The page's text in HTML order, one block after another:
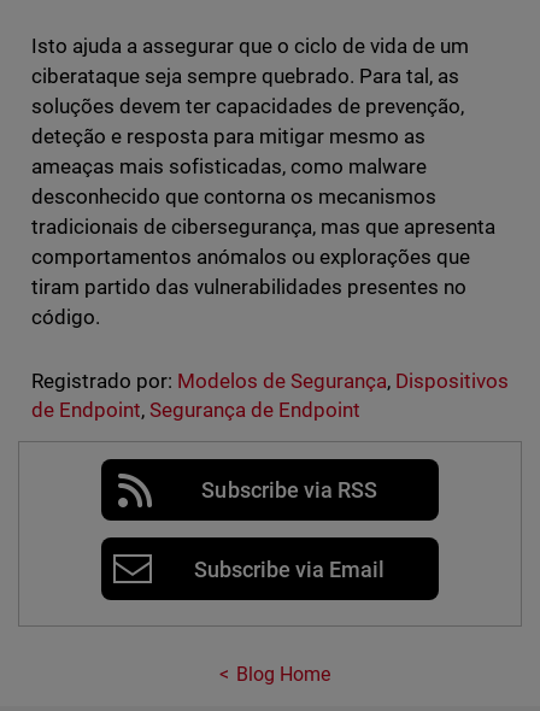
Isto ajuda a assegurar que o ciclo de vida de um
ciberataque seja sempre quebrado. Para tal, as
soluções devem ter capacidades de prevenção,
deteção e resposta para mitigar mesmo as
ameaças mais sofisticadas, como malware
desconhecido que contorna os mecanismos
tradicionais de cibersegurança, mas que apresenta
comportamentos anómalos ou explorações que
tiram partido das vulnerabilidades presentes no
código.
Registrado por: Modelos de Segurança, Dispositivos
de Endpoint, Segurança de Endpoint
Subscribe via RSS
Subscribe via Email
Blog Home